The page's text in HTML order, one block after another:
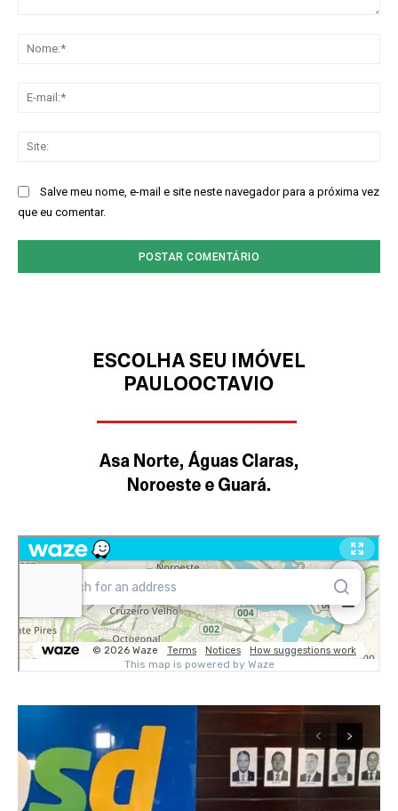
Salve meu nome, e-mail e site neste navegador para a próxima vez
que eu comentar.